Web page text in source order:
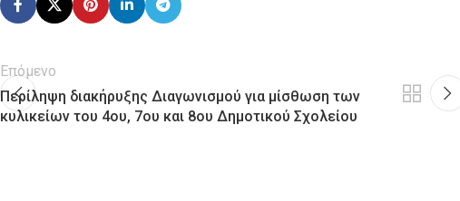
Επόμενο
Περίληψη διακήρυξης Διαγωνισμού για μίσθωση των
κυλικείων του 4ου, 7ου και 8ου Δημοτικού Σχολείου